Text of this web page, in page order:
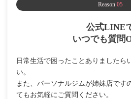
Reason 05
公式LINE
いつでも質問
日常生活で困ったことありましたら
い。
また、パーソナルジムが姉妹店です
てもお気軽にご質問ください。